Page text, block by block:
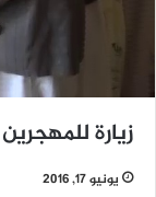
زيارة
يونيو 17, 2016